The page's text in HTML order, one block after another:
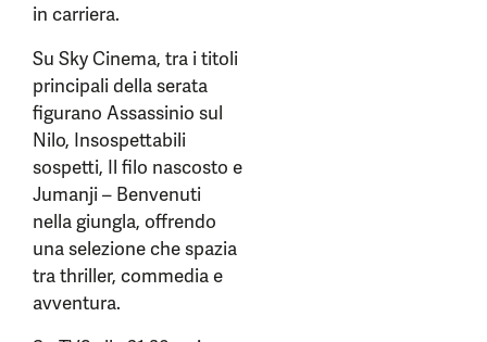
in carriera.
Su Sky Cinema, tra i titoli
principali della serata
figurano Assassinio sul
Nilo, Insospettabili
sospetti, Il filo nascosto e
Jumanji – Benvenuti
nella giungla, offrendo
una selezione che spazia
tra thriller, commedia e
avventura.